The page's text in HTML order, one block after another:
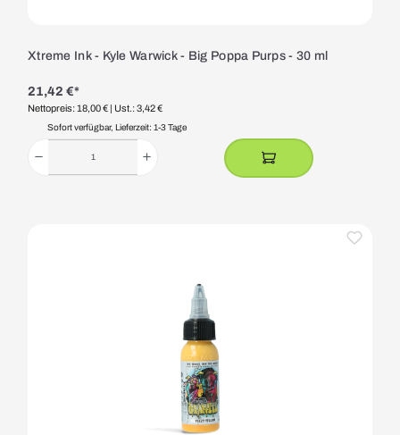
Xtreme Ink - Kyle Warwick - Big Poppa Purps - 30 ml
21,42 €*
Nettopreis: 18,00 € | Ust.: 3,42 €
Sofort verfügbar, Lieferzeit: 1-3 Tage